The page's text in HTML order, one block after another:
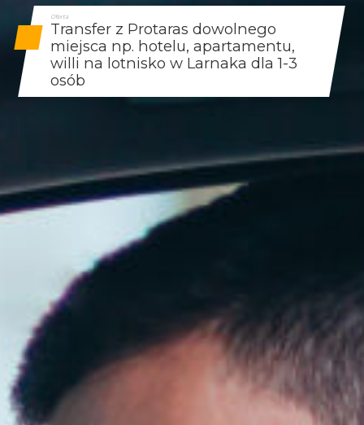
Oferta
Transfer z Protaras dowolnego
miejsca np. hotelu, apartamentu,
willi na lotnisko w Larnaka dla 1-3
osób